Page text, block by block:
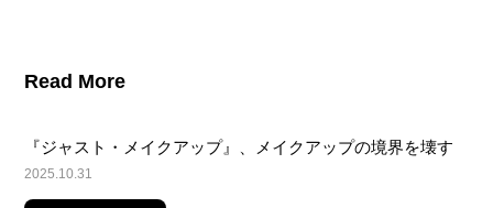
Read More
『ジャスト・メイクアップ』、メイクアップの境界を壊す
2025.10.31